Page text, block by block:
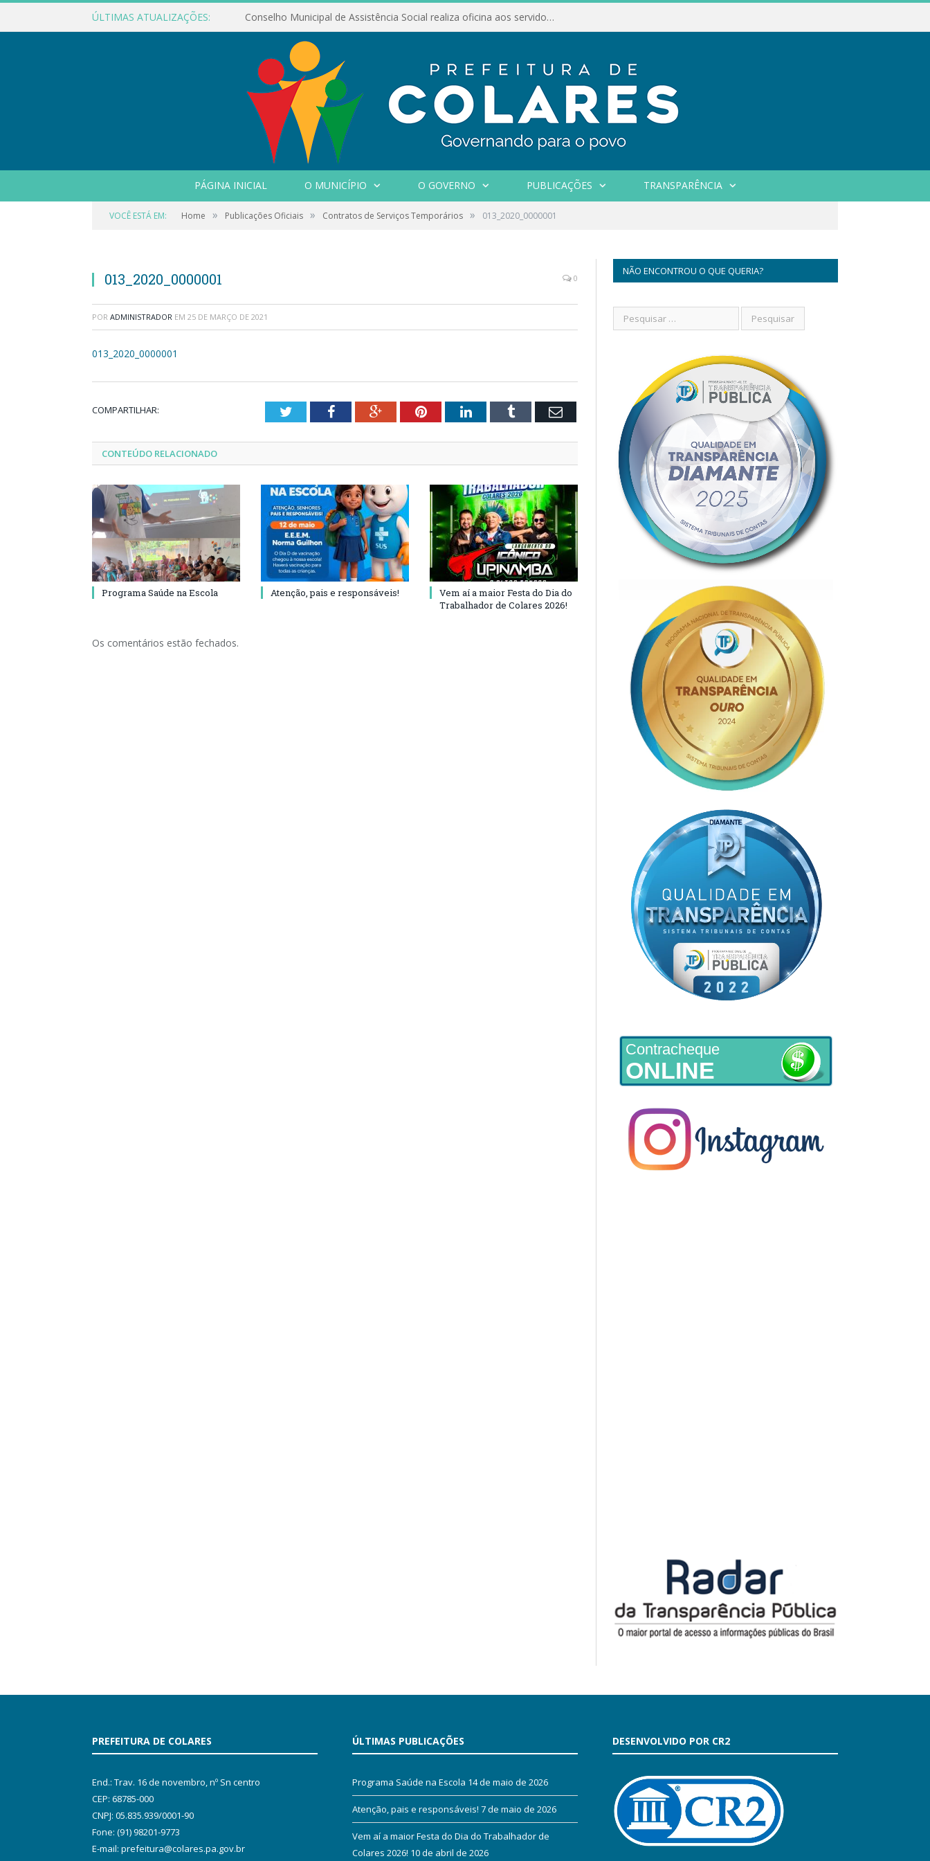
ÚLTIMAS ATUALIZAÇÕES: Conselho Municipal de Assistência Social realiza oficina aos servidores
PÁGINA INICIAL O MUNICÍPIO O GOVERNO PUBLICAÇÕES TRANSPARÊNCIA
VOCÊ ESTÁ EM: Home » Publicações Oficiais » Contratos de Serviços Temporários » 013_2020_0000001
013_2020_0000001 0
POR ADMINISTRADOR EM 25 DE MARÇO DE 2021
013_2020_0000001
COMPARTILHAR: TwitterFacebookGoogle+PinterestLinkedInTumblr Email
CONTEÚDO RELACIONADO
Programa Saúde na Escola Atenção, pais e responsáveis!
Vem aí a maior Festa do Dia do
Trabalhador de Colares 2026!
Os comentários estão fechados.
NÃO ENCONTROU O QUE QUERIA?
Contracheque
ONLINE
PREFEITURA DE COLARES
End.: Trav. 16 de novembro, nº Sn centro
CEP: 68785-000
CNPJ: 05.835.939/0001-90
Fone: (91) 98201-9773
E-mail: prefeitura@colares.pa.gov.br
ÚLTIMAS PUBLICAÇÕES
Programa Saúde na Escola 14 de maio de 2026
Atenção, pais e responsáveis! 7 de maio de 2026
Vem aí a maior Festa do Dia do Trabalhador de
Colares 2026! 10 de abril de 2026
DESENVOLVIDO POR CR2